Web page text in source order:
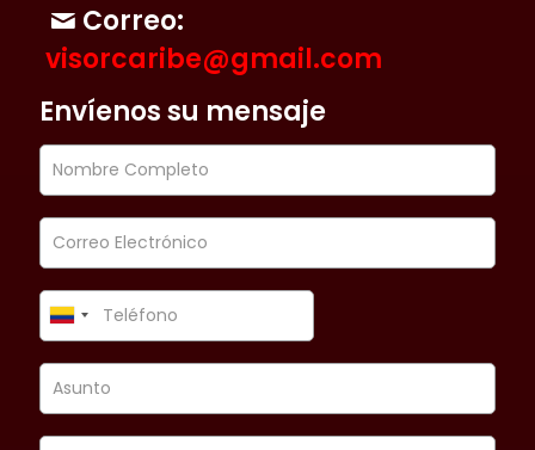
Correo:
visorcaribe@gmail.com
Envíenos su mensaje